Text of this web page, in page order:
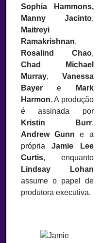
Sophia Hammons,
Manny Jacinto,
Maitreyi
Ramakrishnan,
Rosalind Chao,
Chad Michael
Murray, Vanessa
Bayer e
Mark
Harmon. A produção
é assinada por
Kristin Burr,
Andrew Gunne a
própriaJamie Lee
Curtis, enquanto
Lindsay Lohan
assume o papel de
produtora executiva.